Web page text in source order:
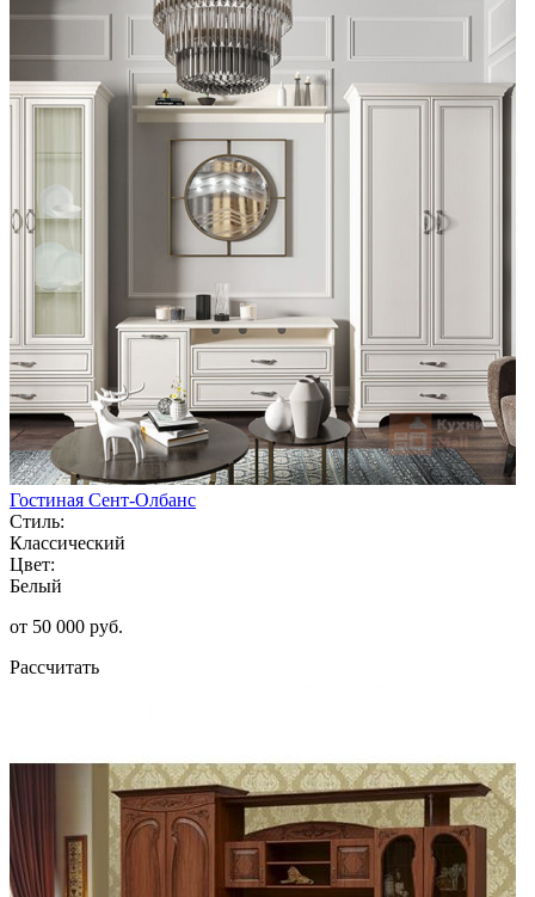
Гостиная Сент-Олбанс
Стиль:
Классический
Цвет:
Белый
от 50 000 руб.
Рассчитать